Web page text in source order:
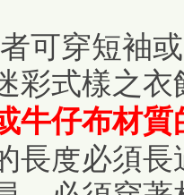
穿短袖或
彩式樣之
牛仔布材質
長度必須